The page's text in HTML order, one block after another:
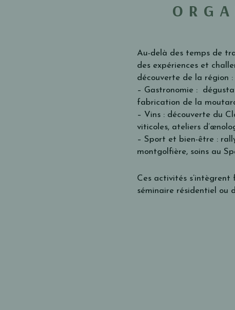
Au-delà des temps de
des expériences et
découverte de la région :
– Gastronomie :
fabrication de la
– Vins : découverte du
viticoles, ateliers
– Sport et bien-être :
montgolfière, soins au
Ces activités
séminaire résidentiel ou